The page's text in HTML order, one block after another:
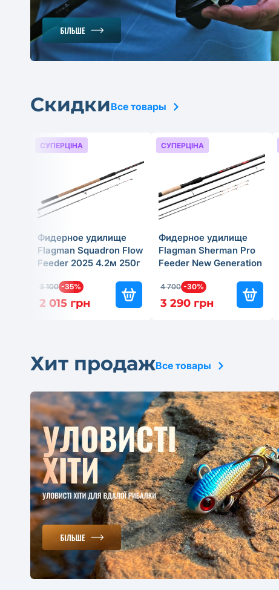
СкидкиВсе товары
Фидерное удилище
Flagman Sherman Pro
Feeder New Generation
4 700 -30%
3 290 грн
СУПЕРЦІНА
Фидерное удилище
Flagman Squadron Flow
Feeder 2025 4.2м 250г
3 100 -35%
2 015 грн
СУПЕРЦІНА
Хит продажВсе товары